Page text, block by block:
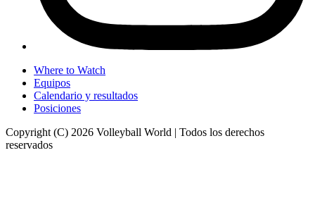
Where to Watch
Equipos
Calendario y resultados
Posiciones
Copyright (C) 2026 Volleyball World | Todos los derechos
reservados